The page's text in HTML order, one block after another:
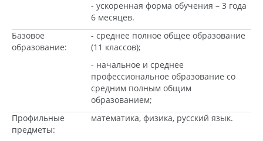
- ускоренная форма обучения – 3 года
6 месяцев.
Базовое
образование:
- среднее полное общее образование
(11 классов);
- начальное и среднее
профессиональное образование со
средним полным общим
образованием;
Профильные
предметы:
математика, физика, русский язык.